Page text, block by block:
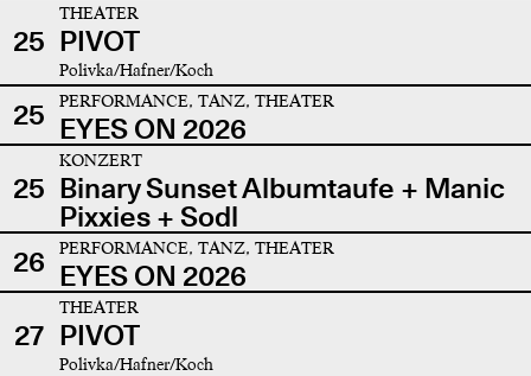
25
THEATER
PIVOT
Polivka/Hafner/Koch
25 PERFORMANCE, TANZ, THEATER
EYES ON 2026
25
KONZERT
Binary Sunset Albumtaufe + Manic
Pixxies + Sodl
26
PERFORMANCE, TANZ, THEATER
EYES ON 2026
27
THEATER
PIVOT
Polivka/Hafner/Koch